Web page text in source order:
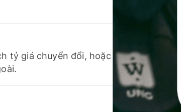
tỷ giá chuyển đổi, hoặc